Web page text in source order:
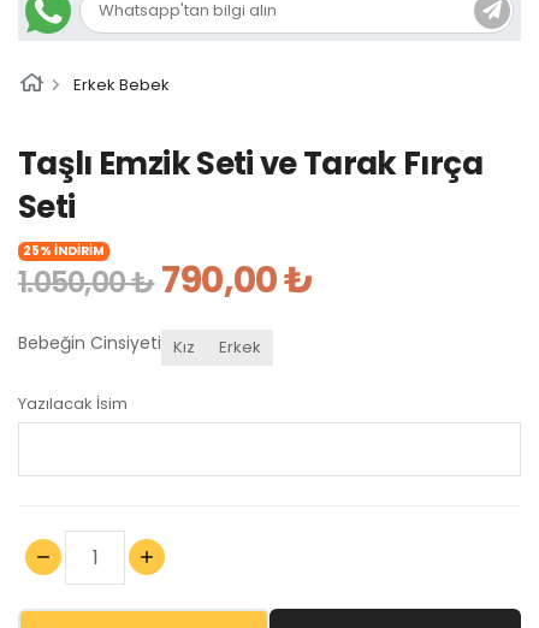
Erkek Bebek
Taşlı Emzik Seti ve Tarak Fırça
Seti
25% İNDİRİM
1.050,00 ₺790,00 ₺
Bebeğin Cinsiyeti Kız Erkek
Yazılacak İsim